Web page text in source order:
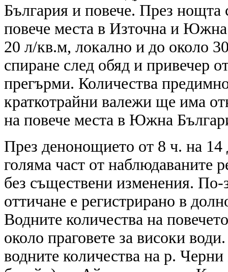
България и повече. През
повече места в Източна и
20 л/кв.м, локално и до около
спиране след обяд и привечер
прегърми. Количества
краткотрайни валежи ще има
на повече места в Южна
През денонощието от 8 ч. на
голяма част от наблюдаваните
без съществени изменения.
оттичане е регистрирано в
Водните количества на
около праговете за високи
водните количества на р.